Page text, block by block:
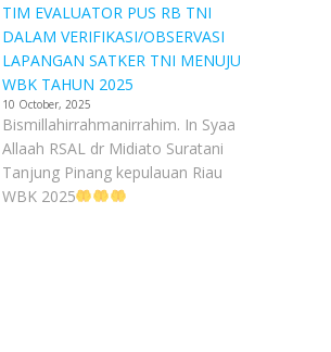
TIM EVALUATOR PUS RB TNI
DALAM VERIFIKASI/OBSERVASI
LAPANGAN SATKER TNI MENUJU
WBK TAHUN 2025
10 October, 2025
Bismillahirrahmanirrahim. In Syaa
Allaah RSAL dr Midiato Suratani
Tanjung Pinang kepulauan Riau
WBK 2025